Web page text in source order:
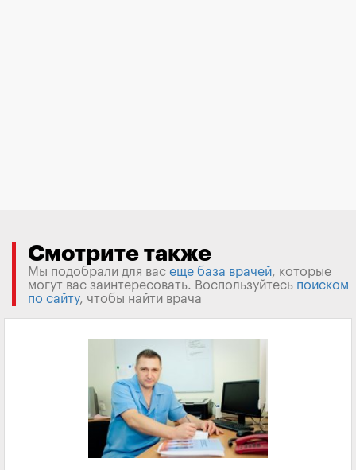
Смотрите также
Мы подобрали для вас еще база врачей, которые
могут вас заинтересовать. Воспользуйтесь поиском
по сайту, чтобы найти врача